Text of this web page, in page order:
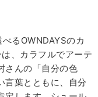
るOWNDAYSのカ
、カラフルでアーテ
さんの「自分の色
言葉とともに、自分